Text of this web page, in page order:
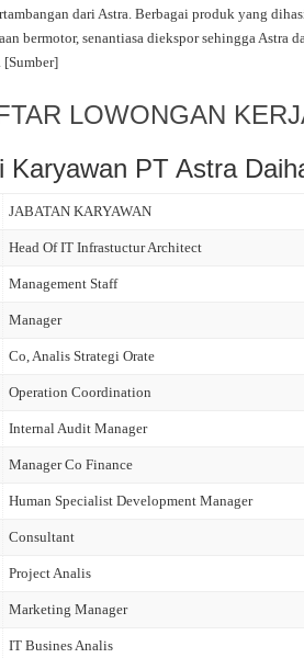
dari Astra. Berbagai produk yang
bermotor, senantiasa diekspor sehingga
[Sumber]
LOWONGAN
Karyawan PT Astra
JABATAN KARYAWAN
Head Of IT Infrastuctur Architect
Management Staff
Manager
Co, Analis Strategi Orate
Operation Coordination
Internal Audit Manager
Manager Co Finance
Human Specialist Development Manager
Consultant
Project Analis
Marketing Manager
IT Busines Analis